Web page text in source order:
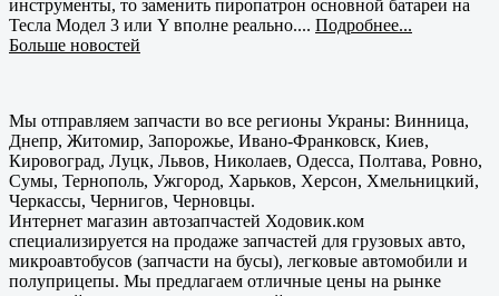
инструменты, то заменить пиропатрон основной батареи на
Тесла Модел 3 или Y вполне реально.... Подробнее...
Больше новостей
Мы отправляем запчасти во все регионы Украны: Винница,
Днепр, Житомир, Запорожье, Ивано-Франковск, Киев,
Кировоград, Луцк, Львов, Николаев, Одесса, Полтава, Ровно,
Сумы, Тернополь, Ужгород, Харьков, Херсон, Хмельницкий,
Черкассы, Чернигов, Черновцы.
Интернет магазин автозапчастей Ходовик.ком
специализируется на продаже запчастей для грузовых авто,
микроавтобусов (запчасти на бусы), легковые автомобили и
полуприцепы. Мы предлагаем отличные цены на рынке